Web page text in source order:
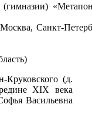
Санкт-
Круковского (д.
XIX века
Васильевна